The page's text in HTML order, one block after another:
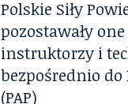
Polskie Siły
pozostawały
instruktorzy i
bezpośrednio do
(PAP)